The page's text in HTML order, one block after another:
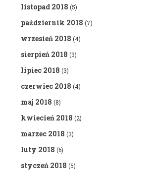
listopad 2018 (5)
październik 2018 (7)
wrzesień 2018 (4)
sierpień 2018 (3)
lipiec 2018 (3)
czerwiec 2018 (4)
maj 2018 (8)
kwiecień 2018 (2)
marzec 2018 (3)
luty 2018 (6)
styczeń 2018 (5)